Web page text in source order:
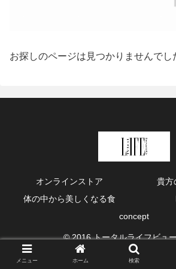
お探しのページは見つかりませんでし
オンラインストア
貴方
体の中から美しくなる食
concept
© 2016 トータルライフビュ
メニュー ホーム 検索